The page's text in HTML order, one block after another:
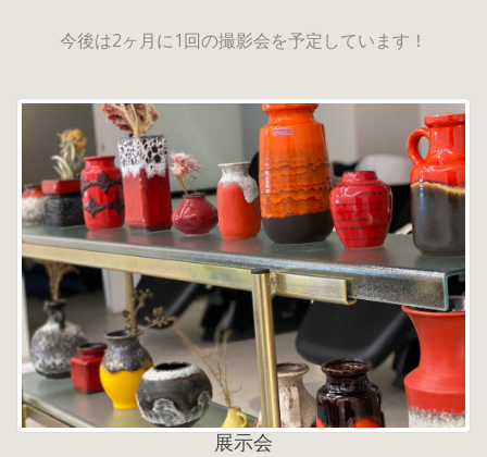
今後は2ヶ月に1回の撮影会を予定しています！
展示会